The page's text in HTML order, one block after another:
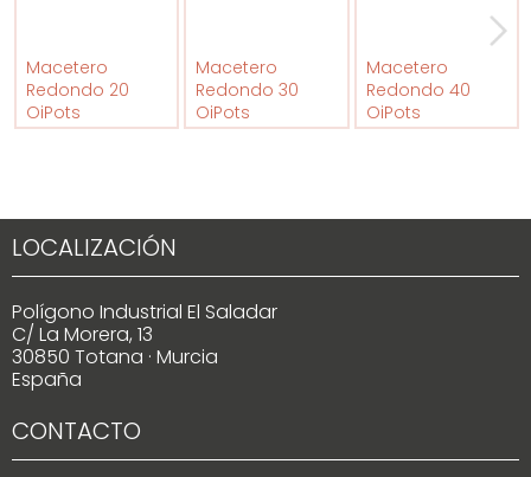
Macetero
Redondo 20
OiPots
Macetero
Redondo 30
OiPots
Macetero
Redondo 40
OiPots
LOCALIZACIÓN
Polígono Industrial El Saladar
C/ La Morera, 13
30850 Totana · Murcia
España
CONTACTO